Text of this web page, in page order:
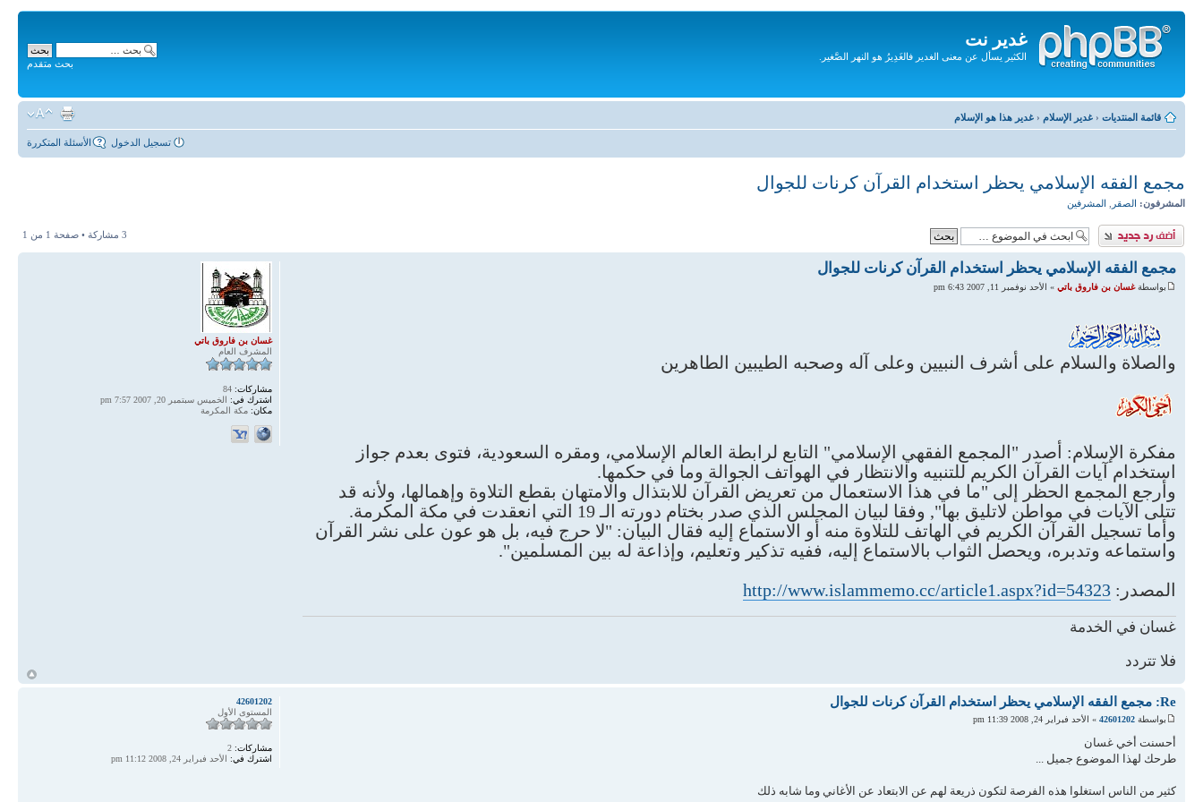
غدير نت
الكثير يسأل عن معنى الغدير فالغَدِيرُ هو النهر الصَّغير.
المحتويات
بحث متقدم
قائمة المنتديات ‹ غدير الإسلام ‹ غدير هذا هو الإسلام
الأسئلة المتكررة تسجيل الدخول
مجمع الفقه الإسلامي يحظر استخدام القرآن كرنات للجوال
المشرفون: الصقر المشرفين
إضافة رد 3 مشاركة • صفحة 1 من 1
مجمع الفقه الإسلامي يحظر استخدام القرآن كرنات للجوال
بواسطةغسان بن فاروق باتي » الأحد نوفمبر 11, 2007 6:43 pm
والصلاة والسلام على أشرف النبيين وعلى آله وصحبه الطيبين الطاهرين
مفكرة الإسلام: أصدر "المجمع الفقهي الإسلامي" التابع لرابطة العالم الإسلامي، ومقره السعودية، فتوى بعدم جواز
استخدام آيات القرآن الكريم للتنبيه والانتظار في الهواتف الجوالة وما في حكمها.
وأرجع المجمع الحظر إلى "ما في هذا الاستعمال من تعريض القرآن للابتذال والامتهان بقطع التلاوة وإهمالها، ولأنه قد
تتلى الآيات في مواطن لاتليق بها", وفقا لبيان المجلس الذي صدر بختام دورته الـ 19 التي انعقدت في مكة المكرمة.
وأما تسجيل القرآن الكريم في الهاتف للتلاوة منه أو الاستماع إليه فقال البيان: "لا حرج فيه، بل هو عون على نشر القرآن
واستماعه وتدبره، ويحصل الثواب بالاستماع إليه، ففيه تذكير وتعليم، وإذاعة له بين المسلمين".
المصدر: http://www.islammemo.cc/article1.aspx?id=54323
غسان في الخدمة
فلا تتردد
غسان بن فاروق باتي
المشرف العام
مشاركات:
اشترك في: الخميس سبتمبر 20, 2007 7:57 pm
مكان: مكة المكرمة
Re: مجمع الفقه الإسلامي يحظر استخدام القرآن كرنات للجوال
بواسطة 42601202 » الأحد فبراير 24, 2008 11:39 pm
أحسنت أخي غسان
طرحك لهذا الموضوع جميل ...
كثير من الناس استغلوا هذه الفرصة لتكون ذريعة لهم عن الابتعاد عن الأغاني وما شابه ذلك
42601202
المستوى الأول
مشاركات:
اشترك في: الأحد فبراير 24, 2008 11:12 pm